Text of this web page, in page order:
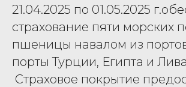
21.04.2025 по 01.05.2025
страхование пяти морских
пшеницы навалом из
порты Турции, Египта и
Страховое покрытие